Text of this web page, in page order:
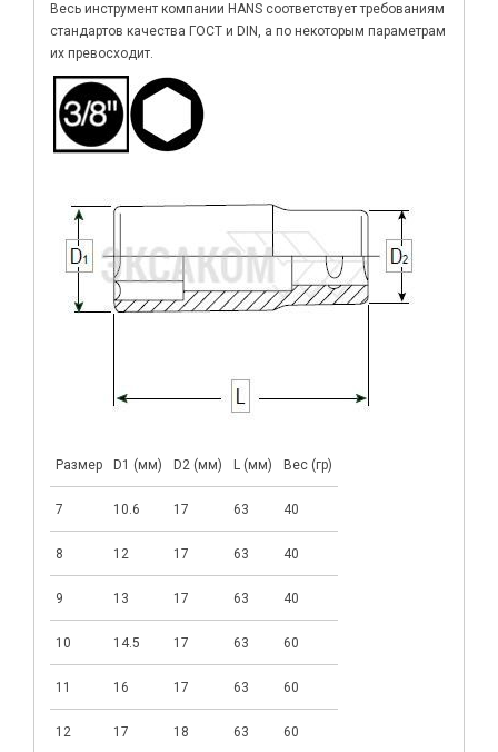
Весь инструмент компании HANS соответствует требованиям
стандартов качества ГОСТ и DIN, а по некоторым параметрам
их превосходит.
Размер D1 (мм) D2 (мм) L (мм) Вес (гр)
7 10.6 17 63 40
8 12 17 63 40
9 13 17 63 40
10 14.5 17 63 60
11 16 17 63 60
12 17 18 63 60